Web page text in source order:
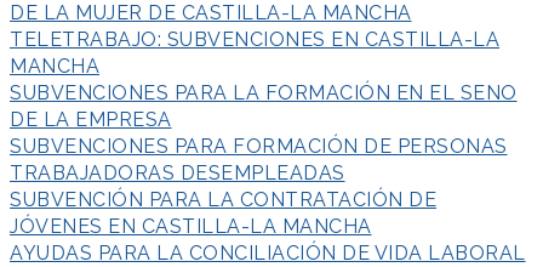
DE LA MUJER DE CASTILLA-LA MANCHA
TELETRABAJO: SUBVENCIONES EN CASTILLA-LA
MANCHA
SUBVENCIONES PARA LA FORMACIÓN EN EL SENO
DE LA EMPRESA
SUBVENCIONES PARA FORMACIÓN DE PERSONAS
TRABAJADORAS DESEMPLEADAS
SUBVENCIÓN PARA LA CONTRATACIÓN DE
JÓVENES EN CASTILLA-LA MANCHA
AYUDAS PARA LA CONCILIACIÓN DE VIDA LABORAL